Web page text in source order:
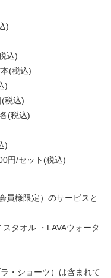
)
込)
(税込)
)
税込)
(税込)
)
円/セット(税込)
員様限定）のサービスと
タオル ・LAVAウォータ
・ショーツ）は含まれて